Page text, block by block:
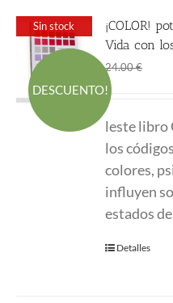
Sin stock
DESCUENTO!
¡COLOR!
Vida con
24.00€
era:
leste libro
los
colores,
influyen
estados
Detalles